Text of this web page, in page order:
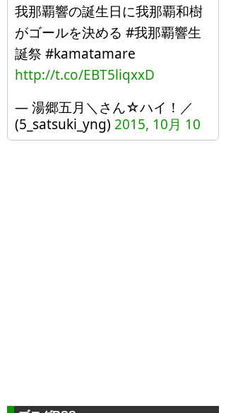
我那覇響の誕生日に我那覇和樹
がゴールを決める #我那覇響生
誕祭 #kamatamare
http://t.co/EBT5liqxxD
— 湯郷五月＼さん☆ハイ！／
(5_satsuki_yng) 2015, 10月 10